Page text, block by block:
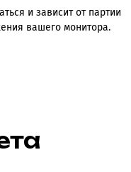
и зависит от партии
вашего монитора.